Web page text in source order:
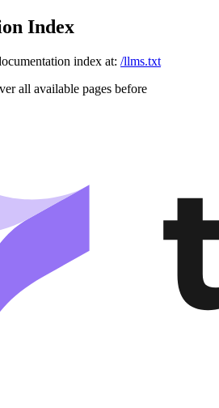
Index
index at: /llms.txt
all available pages before